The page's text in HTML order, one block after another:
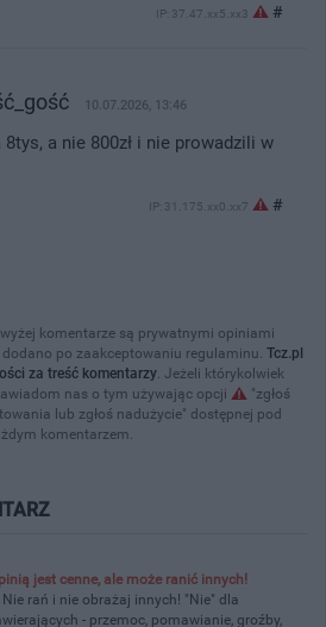
IP: 37.47.xx5.xx3 #
10.07.2026, 13:46
a nie 800zł i nie prowadzili w
IP: 31.175.xx0.xx7 #
komentarze są prywatnymi opiniami
po zaakceptowaniu regulaminu. Tcz.pl
za treść komentarzy . Jeżeli którykolwiek
nas o tym używając opcji
"zgłoś
lub zgłoś nadużycie" dostępnej pod
komentarzem.
jest cenne, ale może ranić innych!
rań i nie obrażaj innych! "Nie" dla
- przemoc, pomawianie, groźby,